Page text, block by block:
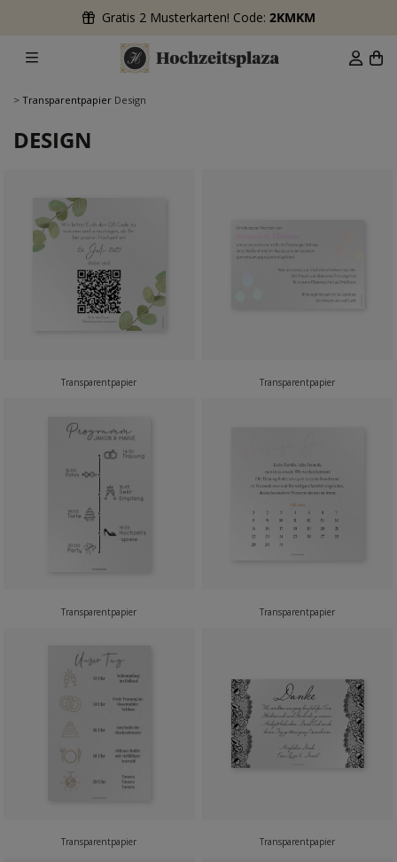
Gratis 2 Musterkarten! Code: 2KMKM
> Transparentpapier Design
DESIGN
Transparentpapier Transparentpapier
Transparentpapier Transparentpapier
Transparentpapier Transparentpapier